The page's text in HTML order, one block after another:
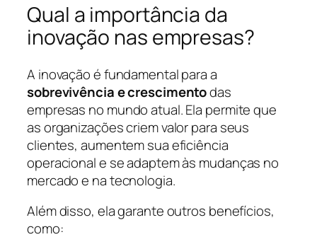
Qual a importância da
inovação nas empresas?
A inovação é fundamental para a
sobrevivência e crescimentodas
empresas no mundo atual. Ela permite que
as organizações criem valor para seus
clientes, aumentem sua eficiência
operacional e se adaptem às mudanças no
mercado e na tecnologia.
Além disso, ela garante outros benefícios,
como: